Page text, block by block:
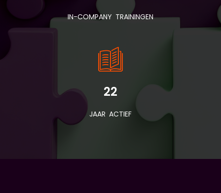
IN-COMPANY TRAININGEN
22
JAAR ACTIEF